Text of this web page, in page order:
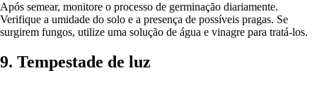
Após semear, monitore o processo de germinação diariamente.
Verifique a umidade do solo e a presença de possíveis pragas. Se
surgirem fungos, utilize uma solução de água e vinagre para tratá-los.
9. Tempestade de luz